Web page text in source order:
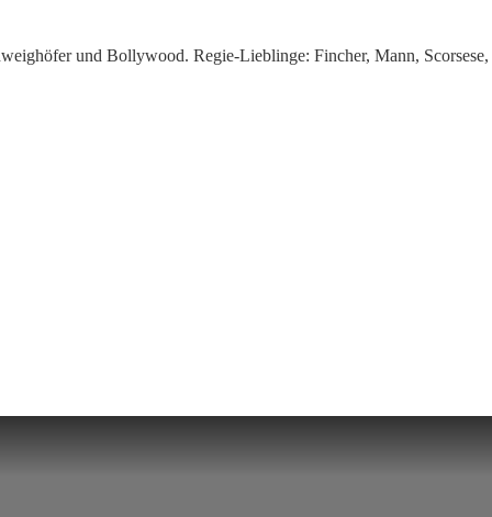
und Bollywood. Regie-Lieblinge: Fincher, Mann,